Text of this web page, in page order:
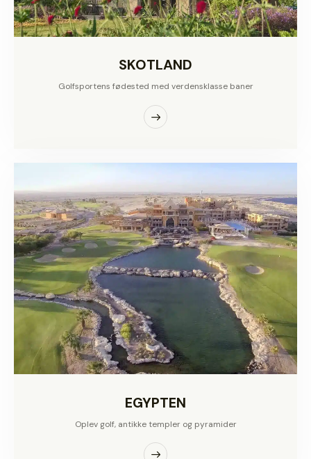
SKOTLAND
Golfsportens fødested med verdensklasse baner
EGYPTEN
Oplev golf, antikke templer og pyramider